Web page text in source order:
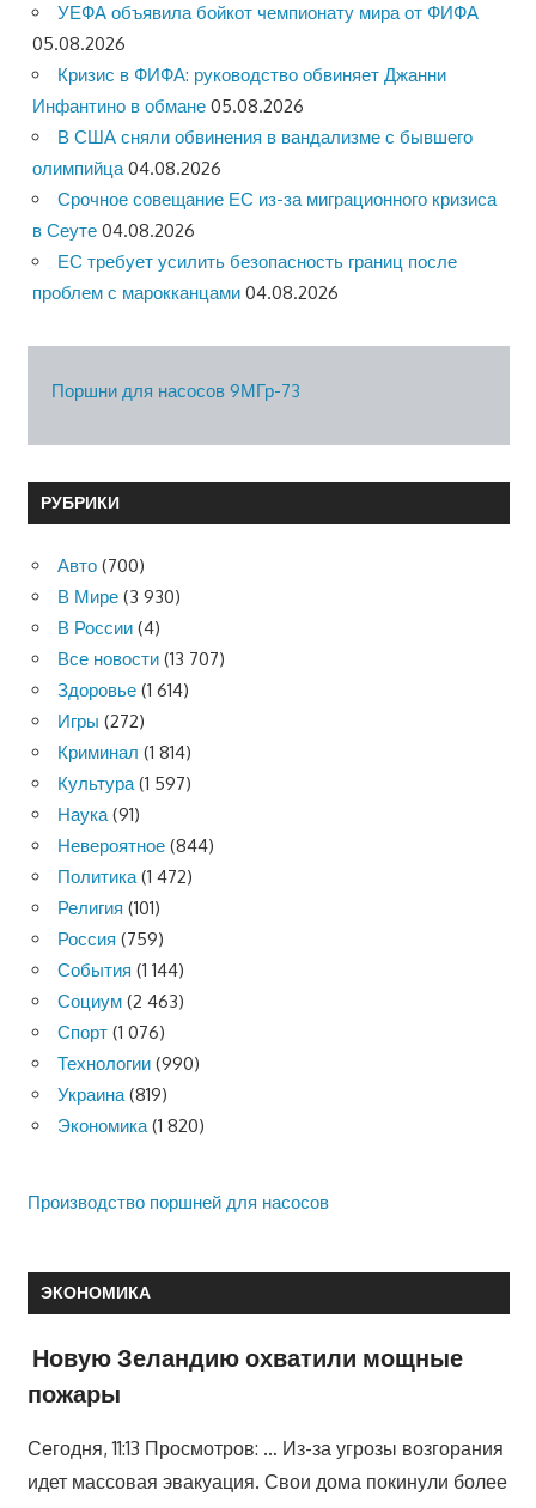
УЕФА объявила бойкот чемпионату мира от ФИФА
05.08.2026
Кризис в ФИФА: руководство обвиняет Джанни
Инфантино в обмане 05.08.2026
В США сняли обвинения в вандализме с бывшего
олимпийца 04.08.2026
Срочное совещание ЕС из-за миграционного кризиса
в Сеуте 04.08.2026
ЕС требует усилить безопасность границ после
проблем с марокканцами 04.08.2026
Поршни для насосов 9МГр-73
РУБРИКИ
Авто (700)
В Мире (3 930)
В России (4)
Все новости (13 707)
Здоровье (1 614)
Игры (272)
Криминал (1 814)
Культура(1 597)
Наука(91)
Невероятное (844)
Политика(1 472)
Религия (101)
Россия (759)
События (1 144)
Социум (2 463)
Спорт (1 076)
Технологии (990)
Украина(819)
Экономика(1 820)
Производство поршней для насосов
ЭКОНОМИКА
Новую Зеландию охватили мощные
пожары
Сегодня, 11:13 Просмотров: … Из-за угрозы возгорания
идет массовая эвакуация. Свои дома покинули более